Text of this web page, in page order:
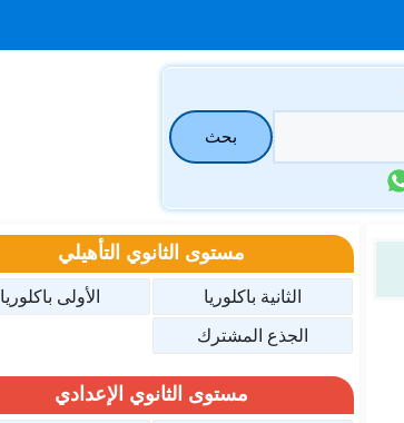
بحث
مستوى الثانوي التأهيلي
الثانية باكلوريا
الأولى باكلوريا
الجذع المشترك
مستوى الثانوي الإعدادي